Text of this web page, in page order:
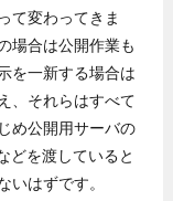
て変わってきま
場合は公開作業も
を一新する場合は
、それらはすべて
め公開用サーバの
どを渡していると
いはずです。